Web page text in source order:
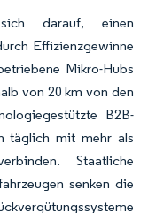
darauf, einen
Effizienzgewinne
Mikro-Hubs
von 20 km von den
B2B-
täglich mit mehr als
Staatliche
senken die